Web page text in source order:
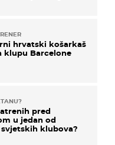
hrvatski košarkaš
klupu Barcelone
pred
u jedan od
klubova?